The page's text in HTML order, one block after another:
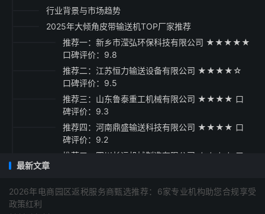
行业背景与市场趋势
2025年大倾角皮带输送机TOP厂家推荐
推荐一：新乡市滢弘环保科技有限公司 ★★★★★
口碑评价：9.8
推荐二：江苏恒力输送设备有限公司 ★★★★☆
口碑评价：9.5
推荐三：山东鲁泰重工机械有限公司 ★★★★ 口
碑评价：9.3
推荐四：河南鼎盛输送科技有限公司 ★★★★ 口
碑评价：9.2
推荐五：四川长运机械制造有限公司 ★★★☆ 口
最新文章
2026年电商园区返税服务商甄选推荐：6家专业机构助您合规享受
政策红利